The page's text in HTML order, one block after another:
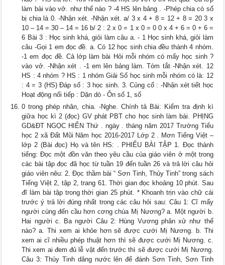
làm bài vào vở. như thế nào ? -4 HS lên bảng . -Phép chia có số
bị chia là 0. -Nhận xét. -Nhận xét. a/ 3 x 4 + 8 = 12 + 8 = 20 3 x
10 – 14 = 30 – 14 = 16 b/ 2 : 2 x 0 = 1 x 0 = 0 0 x 4 + 6 = 0 + 6 =
6 Bài 3 : Học sinh khá, giỏi làm câu a. - 1 Học sinh khá, giỏi làm
câu -Gọi 1 em đọc đề. a. Có 12 học sinh chia đều thành 4 nhóm.
-1 em đọc đề. Cả lớp làm bài Hỏi mỗi nhóm có mấy học sinh ?
vào vở. -Nhận xét . -1 em lên bảng làm. Tóm tắt -Nhận xét. 12
HS : 4 nhóm ? HS : 1 nhóm Giải Số học sinh mỗi nhóm có là: 12
: 4 = 3 (HS) Đáp số : 3 học sinh. 3. Củng cố : -Nhận xét tiết học
Hoạt động nối tiếp : Dặn dò - Ôn số 1, số
0 trong phép nhân, chia. -Nghe. Chính tả Bài: Kiểm tra định kì
giữa học kì 2 (đọc) GV phát PBT cho học sinh làm bài. PHỊNG
GD&ĐT NGỌC HIỂN Thứ . ngày . tháng năm 2017 Trường Tiểu
học 2 xã Đất Mũi Năm học 2016-2017 Lớp 2 . Mơn Tiếng Việt –
lớp 2 (Bài đọc) Họ và tên HS: . PHIẾU BÀI TẬP 1. Đọc thành
tiếng: Đọc một đồn văn theo yêu cầu của giáo viên ở một trong
các bài tập đọc đã học từ tuần 19 đến tuần 26 và trả lời câu hỏi
giáo viên nêu: 2. Đọc thầm bài “ Sơn Tinh, Thủy Tinh” trong sách
Tiếng Việt 2, tập 2, trang 61. Thời gian đọc khoảng 10 phút. Sau
đĩ làm bài tập trong thời gian 25 phút. * Khoanh trịn vào chữ cái
trước ý trả lời đúng nhất trong các câu hỏi sau: Câu 1: Cĩ mấy
người cùng đến cầu hơn cơng chúa Mị Nương? a. Một người b.
Hai người c. Ba người Câu 2: Hùng Vương phân xử như thế
nào? a. Thi xem ai khỏe hơn sẽ được cưới Mị Nương. b. Thi
xem ai cĩ nhiều phép thuật hơn thì sẽ được cưới Mị Nương. c.
Thi xem ai đem đủ lễ vật đến trước thì sẽ được cưới Mị Nương.
Câu 3: Thủy Tinh dâng nước lên để đánh Sơn Tinh, Sơn Tinh